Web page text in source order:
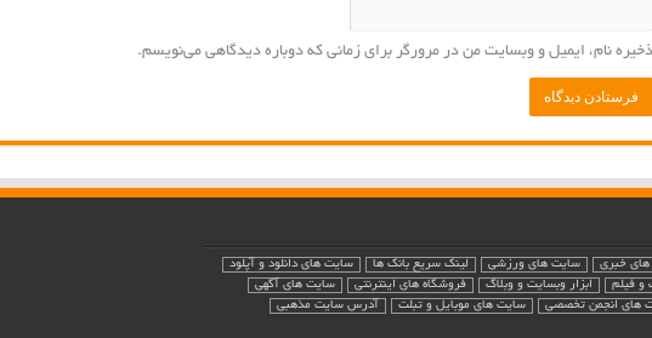
ذخیره نام، ایمیل و وبسایت من در مرورگر برای زمانی که دوباره دیدگاهی می‌نویسم.
خبری سایت های ورزشی لینک سریع بانک ها
سایت های دانلود و آپلود
و فیلم ابزار وبسایت و وبلاگ فروشگاه های اینترنتی
سایت های آگهی
های انجمن تخصصی سایت های موبایل و تبلت
آدرس سایت مذهبی